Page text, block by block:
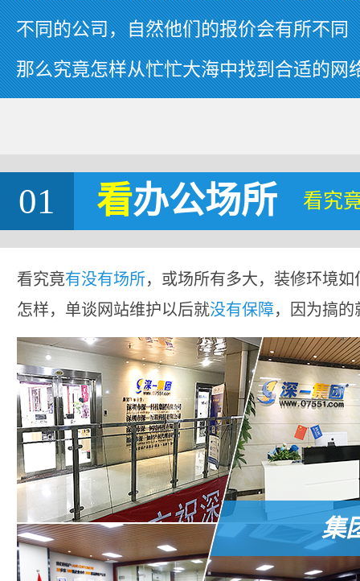
不同的公司，自然他们的报价会有所不同
那么究竟怎样从忙忙大海中找到合适的网
01 看办公场所 看究
看究竟有没有场所，或场所有多大，装修环境
怎样，单谈网站维护以后就没有保障，因为搞
集